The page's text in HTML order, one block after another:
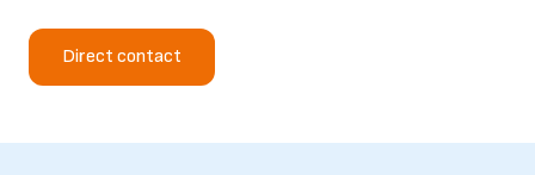
Direct contact